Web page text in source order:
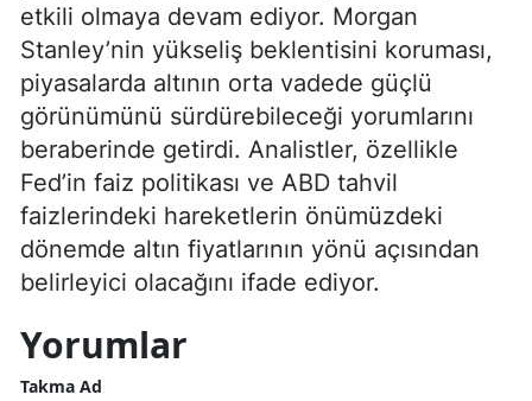
etkili olmaya devam ediyor. Morgan
Stanley’nin yükseliş beklentisini koruması,
piyasalarda altının orta vadede güçlü
görünümünü sürdürebileceği yorumlarını
beraberinde getirdi. Analistler, özellikle
Fed’in faiz politikası ve ABD tahvil
faizlerindeki hareketlerin önümüzdeki
dönemde altın fiyatlarının yönü açısından
belirleyici olacağını ifade ediyor.
Yorumlar
Takma Ad